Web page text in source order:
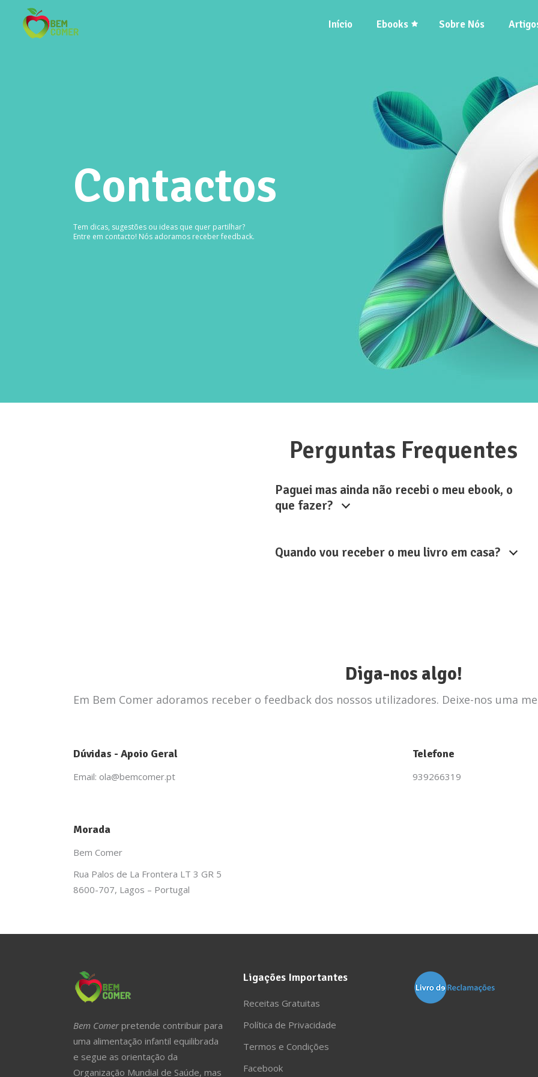
Início Ebooks Sobre Nós
Contactos
Tem dicas, sugestões ou ideas que quer partilhar?
Entre em contacto! Nós adoramos receber feedback.
Perguntas Frequentes
Paguei mas ainda não recebi o meu ebook, o
que fazer?
Quando vou receber o meu livro em casa?
Diga-nos algo!
Em Bem Comer adoramos receber o feedback dos nossos utilizadores. Deixe-nos uma
Dúvidas - Apoio Geral
Email: ola@bemcomer.pt
Telefone
939266319
Morada
Bem Comer
Rua Palos de La Frontera LT 3 GR 5
8600-707, Lagos – Portugal
Bem Comerpretende contribuir para
uma alimentação infantil equilibrada
e segue as orientação da
Organização Mundial de Saúde, mas
Ligações Importantes
Receitas Gratuitas
Política de Privacidade
Termos e Condições
Facebook